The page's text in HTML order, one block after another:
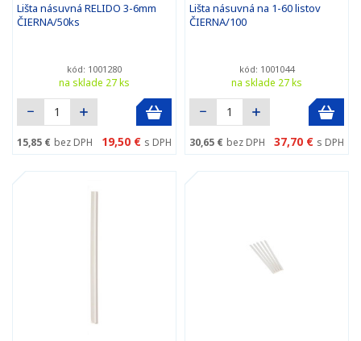
Lišta násuvná RELIDO 3-6mm
ČIERNA/50ks
kód: 1001280
na sklade 27 ks
15,85 € bez DPH 19,50 € s DPH
Lišta násuvná na 1-60 listov
ČIERNA/100
kód: 1001044
na sklade 27 ks
30,65 € bez DPH 37,70 € s DPH